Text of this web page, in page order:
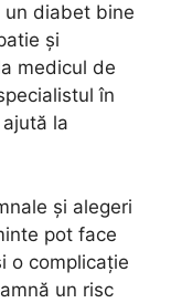
un diabet bine
și
medicul de
în
la
și alegeri
pot face
o complicație
un risc